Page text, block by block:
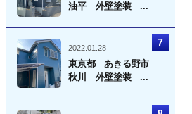
油平 外壁塗装 ...
2022.01.28
東京都 あきる野市
秋川 外壁塗装 ...